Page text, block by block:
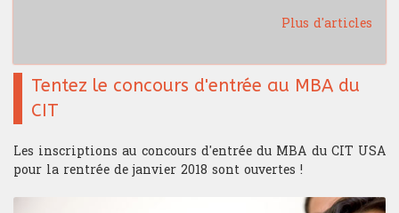
Plus d'articles
Tentez le concours d'entrée au MBA du
CIT
Les inscriptions au concours d'entrée du MBA du CIT USA
pour la rentrée de janvier 2018 sont ouvertes !